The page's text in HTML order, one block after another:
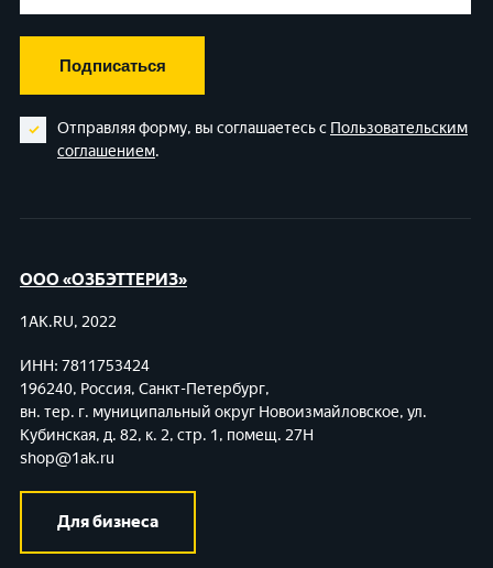
Подписаться
Отправляя форму, вы соглашаетесь с Пользовательским
соглашением.
ООО «ОЗБЭТТЕРИЗ»
1AK.RU, 2022
ИНН: 7811753424
196240, Россия, Санкт-Петербург,
вн. тер. г. муниципальный округ Новоизмайловское, ул.
Кубинская, д. 82, к. 2, стр. 1, помещ. 27Н
shop@1ak.ru
Для бизнеса